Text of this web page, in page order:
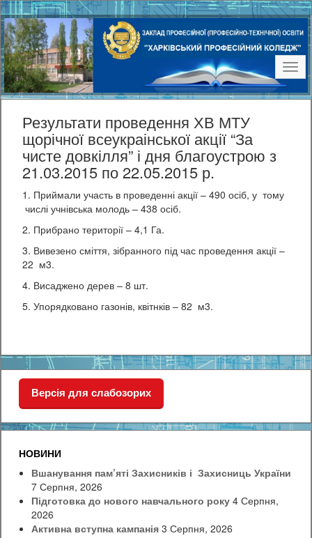
Результати проведення ХВ МТУ
щорічної всеукраінської акції “За
чисте довкілля” і дня благоустрою з
21.03.2015 по 22.05.2015 р.
1. Приймали участь в проведенні акції – 490 осіб, у тому
числі учнівська молодь – 438 осіб.
2. Прибрано території – 4,1 Га.
3. Вивезено сміття, зібранного під час проведення акції –
22 м3.
4. Висаджено дерев – 8 шт.
5. Упорядковано газонів, квітнків – 82 м3.
Версія для слабозорих
НОВИНИ
Вшанування пам’яті Захисників і Захисниць України
7 Серпня, 2026
Підготовка до нового навчального року 4 Серпня,
2026
Активна вступна кампанія 3 Серпня, 2026